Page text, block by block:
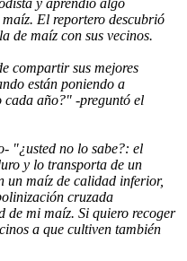
El reportero descubrió
de maíz con sus vecinos.
compartir sus mejores
están poniendo a
cada año?" -preguntó el
"¿usted no lo sabe?: el
y lo transporta de un
un maíz de calidad inferior,
cruzada
de mi maíz. Si quiero recoger
a que cultiven también